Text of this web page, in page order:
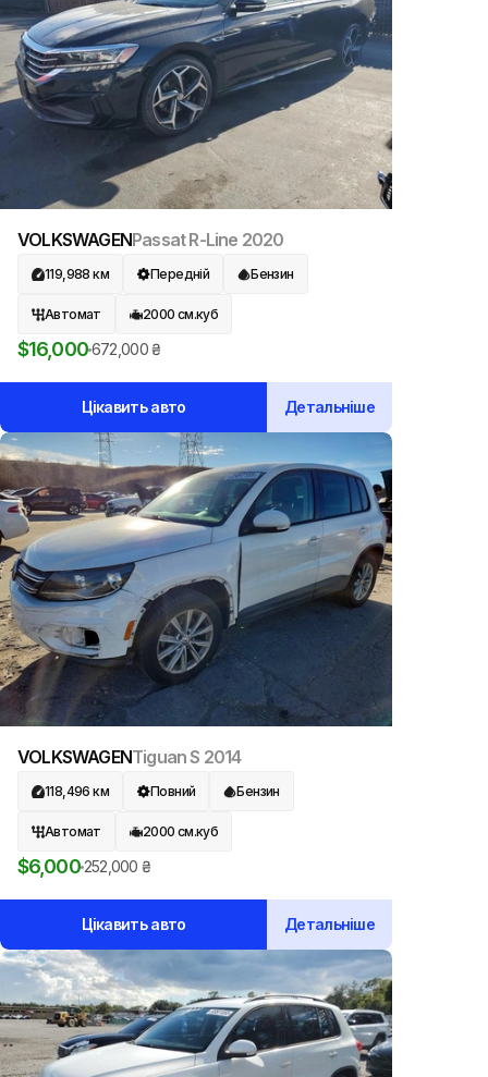
VOLKSWAGENPassat R-Line 2020
119,988 км Передній Бензин
Автомат 2000 см.куб
$16,000672,000₴
Цікавить авто Детальніше
VOLKSWAGENTiguan S 2014
118,496 км Повний Бензин
Автомат 2000 см.куб
$6,000252,000 ₴
Цікавить авто Детальніше